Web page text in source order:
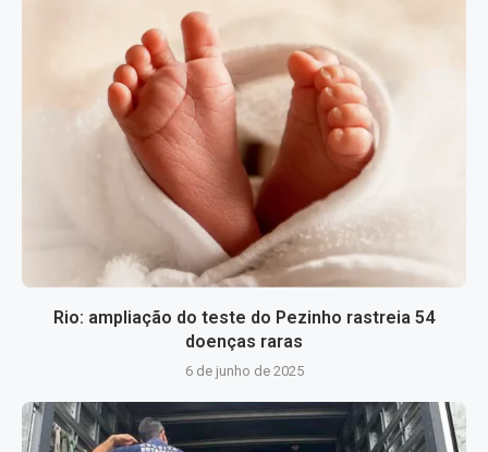
Rio: ampliação do teste do Pezinho rastreia 54
doenças raras
6 de junho de 2025